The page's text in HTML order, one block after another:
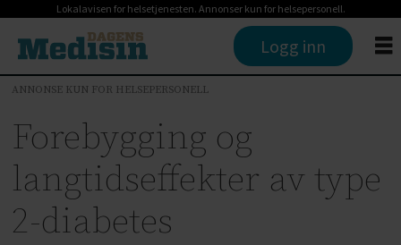
Lokalavisen for helsetjenesten. Annonser kun for helsepersonell.
Logg inn
ANNONSE KUN FOR HELSEPERSONELL
Forebygging og
langtidseffekter av type
2-diabetes